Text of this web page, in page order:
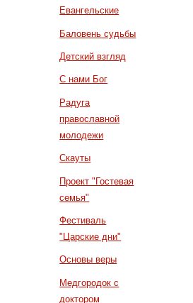
Евангельские
Баловень судьбы
Детский взгляд
С нами Бог
Радуга
православной
молодежи
Скауты
Проект "Гостевая
семья"
Фестиваль
"Царские дни"
Основы веры
Медгородок с
доктором